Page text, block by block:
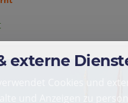
externe
Cookies und
und Anzeigen zu